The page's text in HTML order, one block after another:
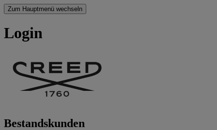
Zum Hauptmenü wechseln
Login
Bestandskunden